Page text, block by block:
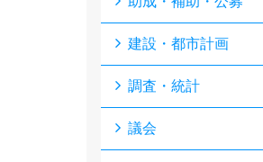
建設・都市計画
調査・統計
議会